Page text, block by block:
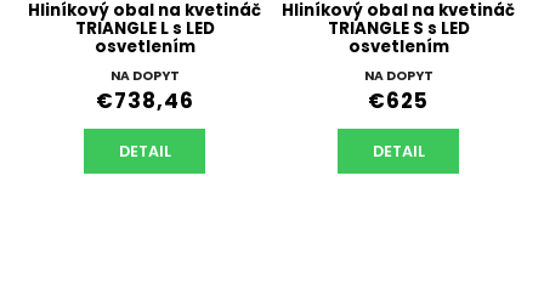
Hliníkový obal na kvetináč
TRIANGLE L s LED
osvetlením
NA DOPYT
€738,46
DETAIL
Hliníkový obal na kvetináč
TRIANGLE S s LED
osvetlením
NA DOPYT
€625
DETAIL